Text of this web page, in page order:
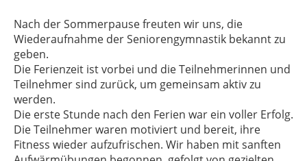
Nach der Sommerpause freuten wir uns, die
Wiederaufnahme der Seniorengymnastik bekannt zu
geben.
Die Ferienzeit ist vorbei und die Teilnehmerinnen und
Teilnehmer sind zurück, um gemeinsam aktiv zu
werden.
Die erste Stunde nach den Ferien war ein voller Erfolg.
Die Teilnehmer waren motiviert und bereit, ihre
Fitness wieder aufzufrischen. Wir haben mit sanften